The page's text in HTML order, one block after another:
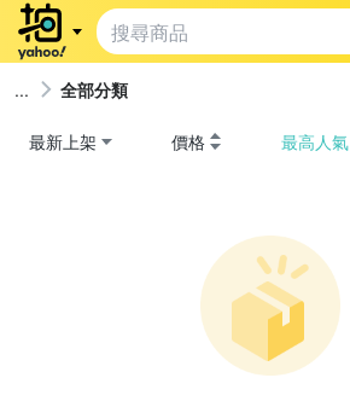
全部分類
最新上架 價格 最高人氣